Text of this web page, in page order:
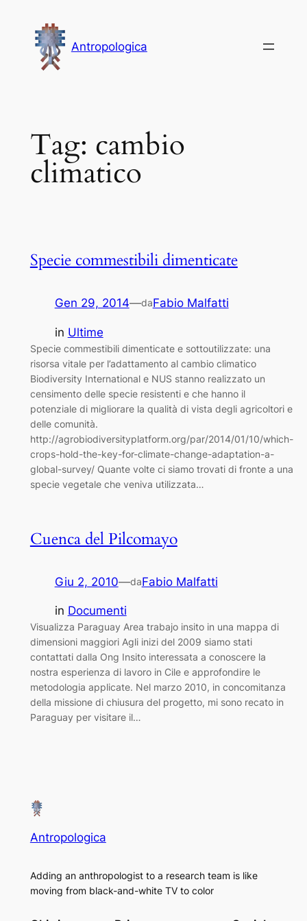
contenuto
Antropologica
Tag: cambio
climatico
Specie commestibili dimenticate
Gen 29, 2014—daFabio Malfatti
in Ultime
Specie commestibili dimenticate e sottoutilizzate: una
risorsa vitale per l’adattamento al cambio climatico
Biodiversity International e NUS stanno realizzato un
censimento delle specie resistenti e che hanno il
potenziale di migliorare la qualità di vista degli agricoltori e
delle comunità.
http://agrobiodiversityplatform.org/par/2014/01/10/which-
crops-hold-the-key-for-climate-change-adaptation-a-
global-survey/ Quante volte ci siamo trovati di fronte a una
specie vegetale che veniva utilizzata…
Cuenca del Pilcomayo
Giu 2, 2010—daFabio Malfatti
in Documenti
Visualizza Paraguay Area trabajo insito in una mappa di
dimensioni maggiori Agli inizi del 2009 siamo stati
contattati dalla Ong Insito interessata a conoscere la
nostra esperienza di lavoro in Cile e approfondire le
metodologia applicate. Nel marzo 2010, in concomitanza
della missione di chiusura del progetto, mi sono recato in
Paraguay per visitare il…
Antropologica
Adding an anthropologist to a research team is like
moving from black-and-white TV to color